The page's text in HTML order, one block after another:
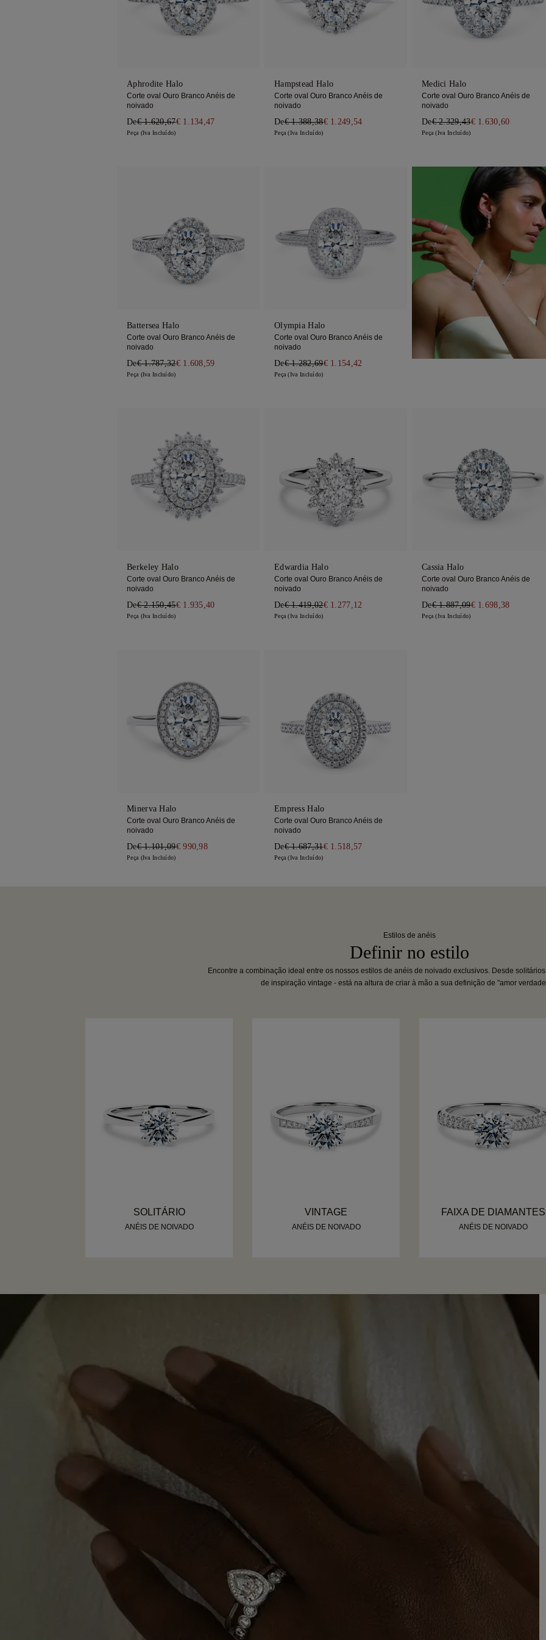
Trilogia
Aphrodite Halo
Corte oval Ouro Branco Anéis de
noivado
De€ 1.620,67€ 1.134,47
Peça (Iva Incluído)
Hampstead Halo
Corte oval Ouro Branco Anéis de
noivado
De€ 1.388,38€ 1.249,54
Peça (Iva Incluído)
Medici Halo
Corte oval Ouro Branco Anéis de
noivado
De€ 2.329,43€ 1.630,60
Peça (Iva Incluído)
Battersea Halo
Corte oval Ouro Branco Anéis de
noivado
De€ 1.787,32€ 1.608,59
Peça (Iva Incluído)
Olympia Halo
Corte oval Ouro Branco Anéis de
noivado
De€ 1.282,69€ 1.154,42
Peça (Iva Incluído)
Berkeley Halo
Corte oval Ouro Branco Anéis de
noivado
De€ 2.150,45€ 1.935,40
Peça (Iva Incluído)
Edwardia Halo
Corte oval Ouro Branco Anéis de
noivado
De€ 1.419,02€ 1.277,12
Peça (Iva Incluído)
Cassia Halo
Corte oval Ouro Branco Anéis de
noivado
De€ 1.887,09€ 1.698,38
Peça (Iva Incluído)
Minerva Halo
Corte oval Ouro Branco Anéis de
noivado
De€ 1.101,09€ 990,98
Peça (Iva Incluído)
Empress Halo
Corte oval Ouro Branco Anéis de
noivado
De€ 1.687,31€ 1.518,57
Peça (Iva Incluído)
Estilos de anéis
Definir no estilo
Encontre a combinação ideal entre os nossos estilos de anéis de noivado exclusivos. Desde
de inspiração vintage - está na altura de criar à mão a sua definição de "amor
SOLITÁRIO
ANÉIS DE NOIVADO
VINTAGE
ANÉIS DE NOIVADO
FAIXA DE DIAMANTES
ANÉIS DE NOIVADO